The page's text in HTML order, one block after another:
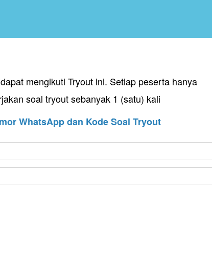
mengikuti Tryout ini. Setiap peserta hanya
soal tryout sebanyak 1 (satu) kali
WhatsApp dan Kode Soal Tryout